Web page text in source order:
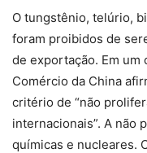
O tungstênio, telúrio,
foram proibidos de
de exportação. Em
Comércio da China
critério de “não
internacionais”. A não
químicas e nucleares.